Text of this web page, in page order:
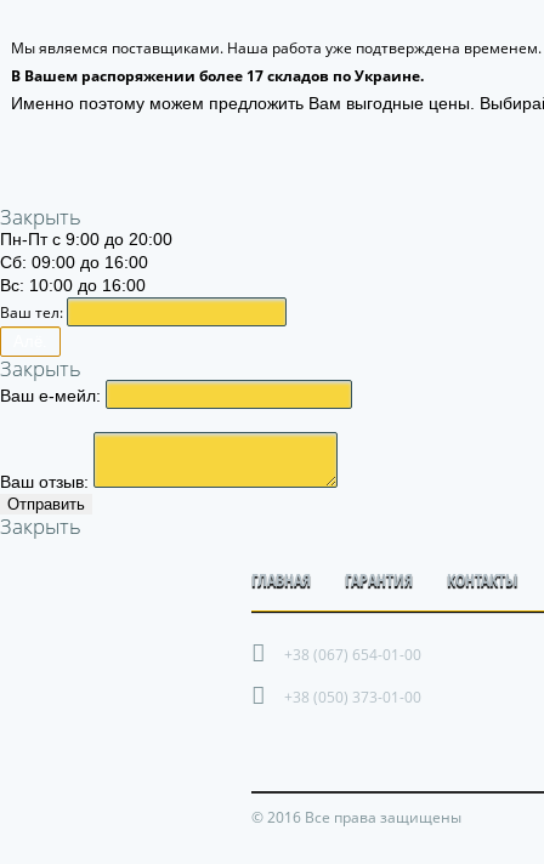
Мы являемся поставщиками. Наша работа уже подтверждена временем.
В Вашем распоряжении более 17 складов по Украине.
Именно поэтому можем предложить Вам выгодные цены.
Закрыть
Пн-Пт с 9:00 до 20:00
Сб: 09:00 до 16:00
Вс: 10:00 до 16:00
Ваш тел:
Закрыть
Ваш е-мейл:
Ваш отзыв:
Отправить
Закрыть
ГЛАВНАЯ ГАРАНТИЯ КОНТАКТЫ
+38 (067) 654-01-00
+38 (050) 373-01-00
© 2016 Все права защищены